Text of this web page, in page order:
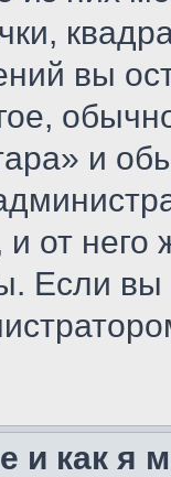
вы
и
от него
Если
и как я